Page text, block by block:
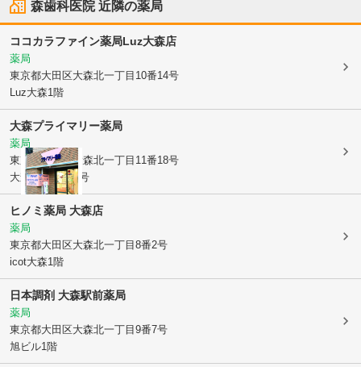
森歯科医院近隣の薬局
ココカラファイン薬局Luz大森店
薬局
東京都大田区大森北一丁目10番14号
Luz大森1階
大森プライマリー薬局
薬局
東京都大田区大森北一丁目11番18号
大森ハウス104号
ヒノミ薬局 大森店
薬局
東京都大田区大森北一丁目8番2号
icot大森1階
日本調剤 大森駅前薬局
薬局
東京都大田区大森北一丁目9番7号
旭ビル1階